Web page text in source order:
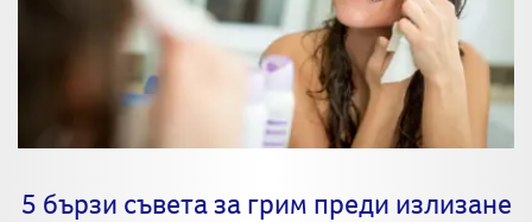
5 бързи съвета за грим преди излизане